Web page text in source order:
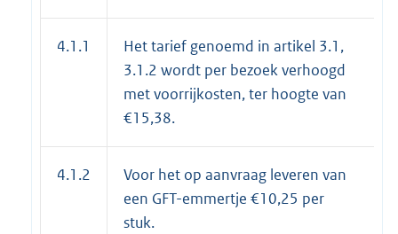
4.1.1
Het tarief genoemd in artikel 3.1,
3.1.2 wordt per bezoek verhoogd
met voorrijkosten, ter hoogte van
€15,38.
4.1.2
Voor het op aanvraag leveren van
een GFT-emmertje €10,25 per
stuk.